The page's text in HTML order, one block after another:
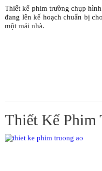
Thiết kế phim trường chụp
đang lên kế hoạch chuẩn bị
một mái nhà.
Thiết Kế